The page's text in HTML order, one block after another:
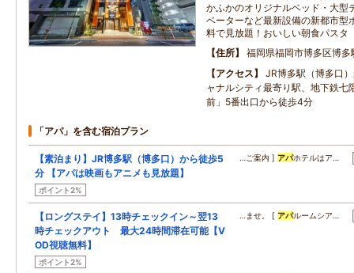
かふかのオリジナルベッド・大型
ベーターなど最新設備の新都市型
料で見放題！おいしい朝食パスタ
住所
福岡県福岡市博多区博
アクセス
JR博多駅（博多口
ャナルシティ最寄り駅、地下鉄七
前」5番出口から徒歩4分
「アパ」を含む宿泊プラン
【素泊まり】JR博多駅（博多口）から徒歩5
分 【アパは映画もアニメも見放題】
ポイント2%
…ご案内 ] アパホテルはア…
【ロングステイ】13時チェックイン～翌13
時チェックアウト 最大24時間滞在可能【V
OD視聴無料】
ポイント2%
…ませ。 [ アパルームシア…